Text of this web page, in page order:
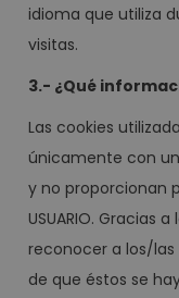
idioma que utiliza
visitas.
3.- ¿Qué
Las cookies
únicamente con un
y no proporcionan
USUARIO. Gracias
reconocer a los/las
de que éstos se